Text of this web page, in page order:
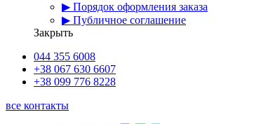
▶ Порядок оформления заказа
▶ Публичное соглашение
Закрыть
044 355 6008
+38 067 630 6607
+38 099 776 8228
все контакты